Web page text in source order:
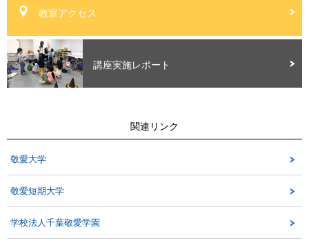
教室アクセス
講座実施レポート
関連リンク
敬愛大学
敬愛短期大学
学校法人千葉敬愛学園